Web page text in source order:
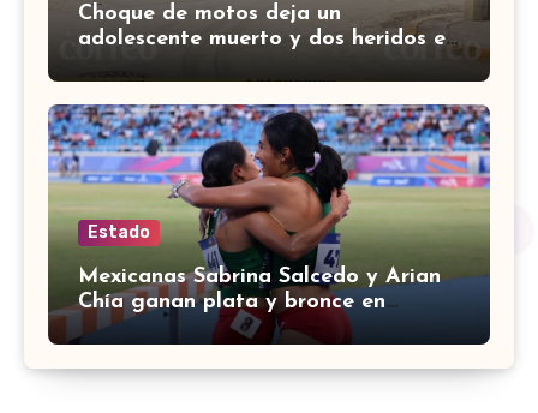
Choque de motos deja un
adolescente muerto y dos heridos en
Estado
Mexicanas Sabrina Salcedo y Arian
Chía ganan plata y bronce en
3000m con obstáculos en
Centroamericanos 2026